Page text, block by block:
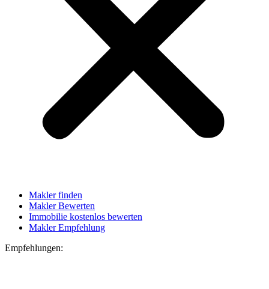
Makler finden
Makler Bewerten
Immobilie kostenlos bewerten
Makler Empfehlung
Empfehlungen: